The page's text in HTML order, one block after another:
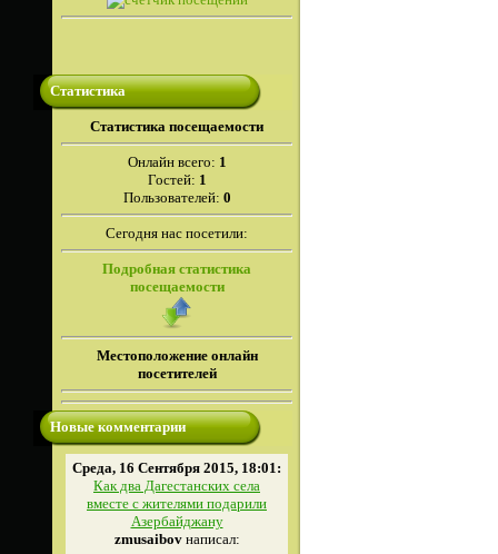
Статистика
Cтатистика посещаемости
Онлайн всего: 1
Гостей: 1
Пользователей: 0
Сегодня нас посетили:
Подробная статистика
посещаемости
Местоположение онлайн
посетителей
Новые комментарии
Среда, 16 Сентября 2015, 18:01:
Как два Дагестанских села
вместе с жителями подарили
Азербайджану
zmusaibovнаписал: